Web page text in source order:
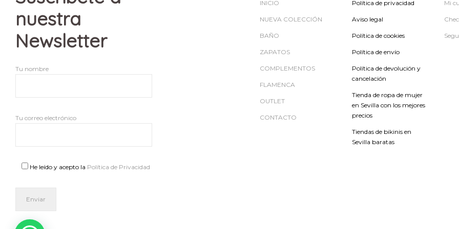
nuestra
Newsletter
Tu nombre
Tu correo electrónico
He leído y acepto la Política de Privacidad
INICIO
NUEVA COLECCIÓN
BAÑO
ZAPATOS
COMPLEMENTOS
FLAMENCA
OUTLET
CONTACTO
Política de privacidad
Aviso legal
Política de cookies
Política de envío
Política de devolución y
cancelación
Tienda de ropa de mujer
en Sevilla con los mejores
precios
Tiendas de bikinis en
Sevilla baratas
Mi